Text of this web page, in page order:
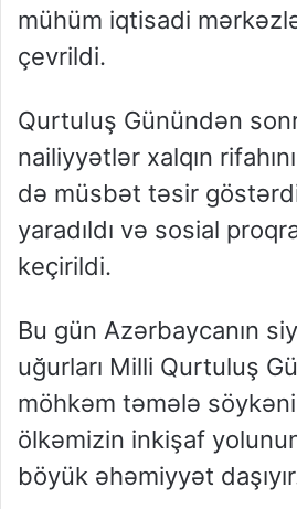
mühüm iqtisadi
çevrildi.
Qurtuluş Günündən
nailiyyətlər xalqın
də müsbət təsir
yaradıldı və sosial
keçirildi.
Bu gün Azərbaycanın
uğurları Milli Qurtuluş
möhkəm təmələ
ölkəmizin inkişaf
böyük əhəmiyyət